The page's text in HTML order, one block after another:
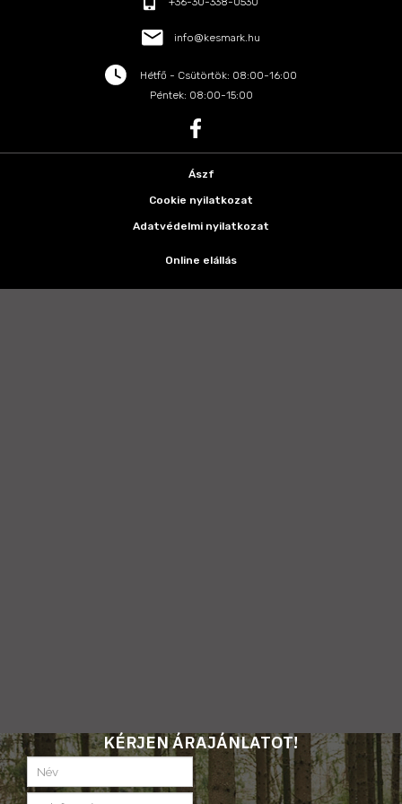
info@kesmark.hu
Hétfő - Csütörtök: 08:00-16:00
Péntek: 08:00-15:00
Ászf
Cookie nyilatkozat
Adatvédelmi nyilatkozat
Online elállás
KÉRJEN ÁRAJÁNLATOT!